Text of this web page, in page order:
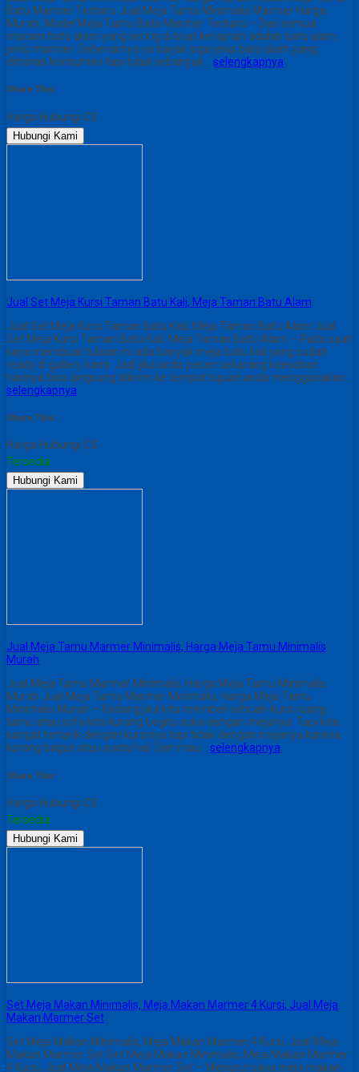
Batu Marmer Terbaru Jual Meja Tamu Minimalis Marmer Harga
Murah, Model Meja Tamu Batu Marmer Terbaru – Dari semua
macam batu alam yang sering di buat kerajinan adalah batu alam
jenis marmer. Sebenarnya ya bayak juga jenis batu alam yang
diminati konsumen tapi tidak sebanyak… selengkapnya
Share This :
Harga Hubungi CS
Hubungi Kami
Jual Set Meja Kursi Taman Batu Kali, Meja Taman Batu Alam
Jual Set Meja Kursi Taman Batu Kali, Meja Taman Batu Alam Jual
Set Meja Kursi Taman Batu Kali, Meja Taman Batu Alam – Pada saat
saya membuat tulisan ini ada banyak meja batu kali yang sudah
ready di gallery kami. Jadi jika anda pesen sekarang keesokan
harinya bisa langsung dikirim ke tempat tujuan anda menggunakan…
selengkapnya
Share This :
Harga Hubungi CS
Tersedia
Hubungi Kami
Jual Meja Tamu Marmer Minimalis, Harga Meja Tamu Minimalis
Murah
Jual Meja Tamu Marmer Minimalis, Harga Meja Tamu Minimalis
Murah Jual Meja Tamu Marmer Minimalis, Harga Meja Tamu
Minimalis Murah – Kadang jika kita membeli sebuah kursi ruang
tamu atau sofa kita kurang begitu suka dengan mejanya. Tapi kita
sangat tertarik dengan kursinya tapi tidak dengan mejanya karena
kurang bagus atau suatu hal. Dan mau… selengkapnya
Share This :
Harga Hubungi CS
Tersedia
Hubungi Kami
Set Meja Makan Minimalis, Meja Makan Marmer 4 Kursi, Jual Meja
Makan Marmer Set
Set Meja Makan Minimalis, Meja Makan Marmer 4 Kursi, Jual Meja
Makan Marmer Set Set Meja Makan Minimalis, Meja Makan Marmer
4 Kursi, Jual Meja Makan Marmer Set – Menurut saya meja makan